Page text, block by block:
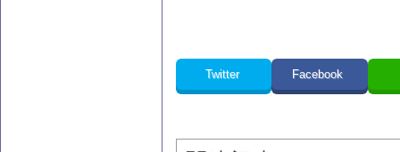
Twitter Facebook